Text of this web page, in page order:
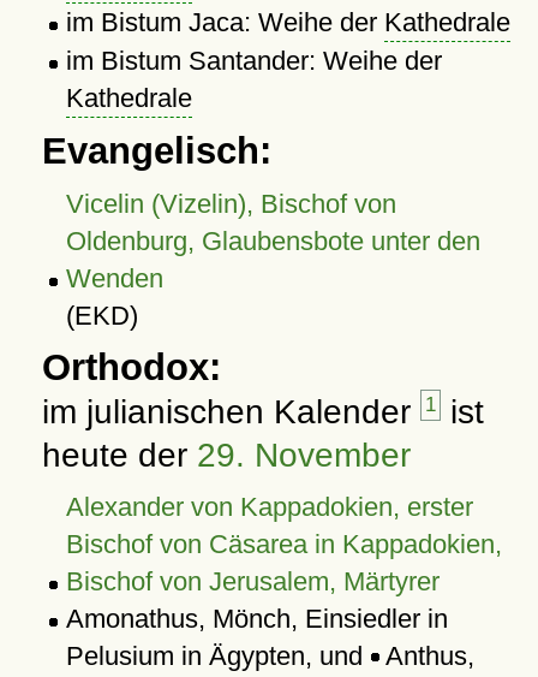
im Bistum Jaca: Weihe der Kathedrale
im Bistum Santander: Weihe der
Kathedrale
Evangelisch:
Vicelin (Vizelin), Bischof von
Oldenburg, Glaubensbote unter den
Wenden
(EKD)
Orthodox:
im julianischen Kalender 1 ist
heute der 29. November
Alexander von Kappadokien, erster
Bischof von Cäsarea in Kappadokien,
Bischof von Jerusalem, Märtyrer
Amonathus, Mönch, Einsiedler in
Pelusium in Ägypten, und Anthus,